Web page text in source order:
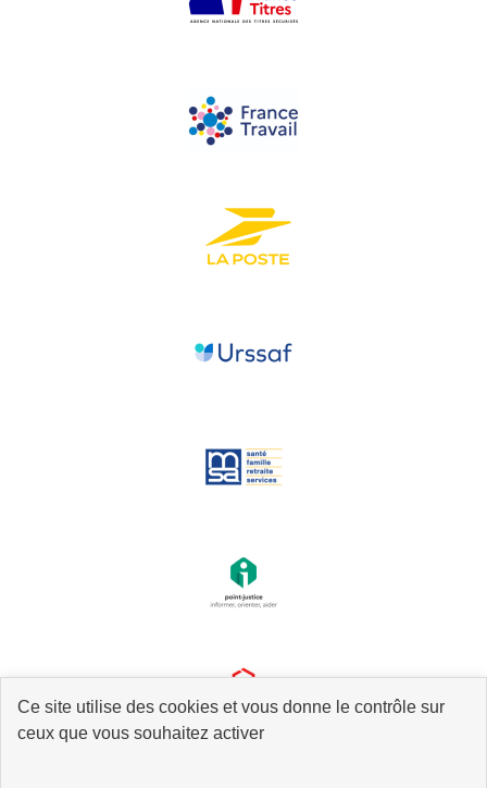
Ce site utilise des cookies et vous donne le contrôle sur
ceux que vous souhaitez activer